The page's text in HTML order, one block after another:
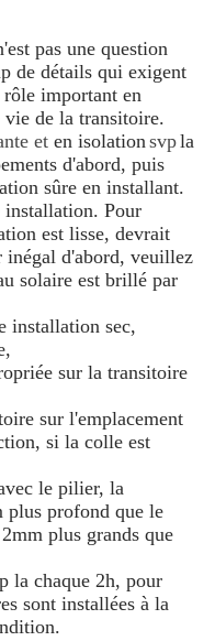
pas une question
de détails qui exigent
important en
vie de la transitoire.
eten isolationsvpla
d'abord, puis
sûre en installant.
installation. Pour
est lisse, devrait
d'abord, veuillez
solaire est brillé par
installation sec,
sur la transitoire
sur l'emplacement
si la colle est
le pilier, la
plus profond que le
plus grands que
la chaque 2h, pour
sont installées à la